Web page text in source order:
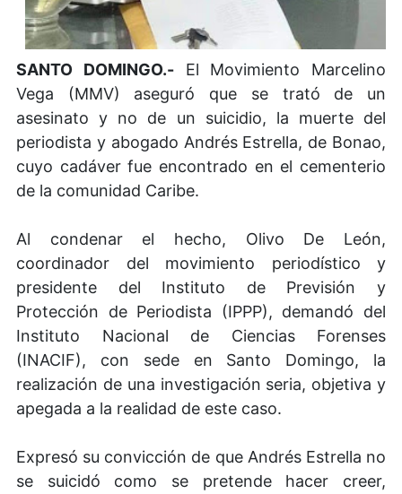
SANTO DOMINGO.-El Movimiento Marcelino
Vega (MMV) aseguró que se trató de un
asesinato y no de un suicidio, la muerte del
periodista y abogado Andrés Estrella, de Bonao,
cuyo cadáver fue encontrado en el cementerio
de la comunidad Caribe.
Al condenar el hecho, Olivo De León,
coordinador del movimiento periodístico y
presidente del Instituto de Previsión y
Protección de Periodista (IPPP), demandó del
Instituto Nacional de Ciencias Forenses
(INACIF), con sede en Santo Domingo, la
realización de una investigación seria, objetiva y
apegada a la realidad de este caso.
Expresó su convicción de que Andrés Estrella no
se suicidó como se pretende hacer creer,